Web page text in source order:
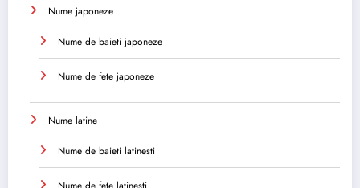
Nume japoneze
Nume de baieti japoneze
Nume de fete japoneze
Nume latine
Nume de baieti latinesti